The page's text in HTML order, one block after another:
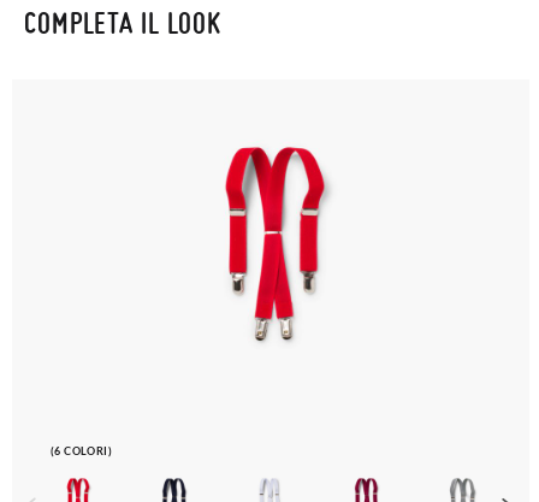
COMPLETA IL LOOK
(6 COLORI)